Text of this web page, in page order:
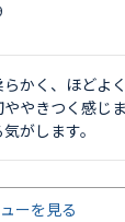
かく、ほどよ
やきつく感じ
がします。
ーを見る